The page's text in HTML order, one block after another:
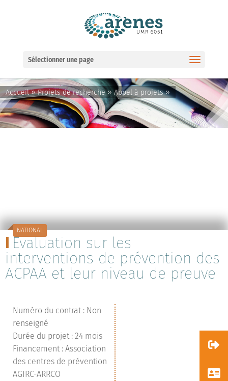
Sélectionner une page
Accueil»Projets de recherche»Appel à projets»
NATIONAL
Evaluation sur les
interventions de prévention des
ACPAA et leur niveau de preuve
Numéro du contrat : Non
renseigné
Durée du projet : 24 mois
Financement : Association
des centres de prévention
AGIRC-ARRCO